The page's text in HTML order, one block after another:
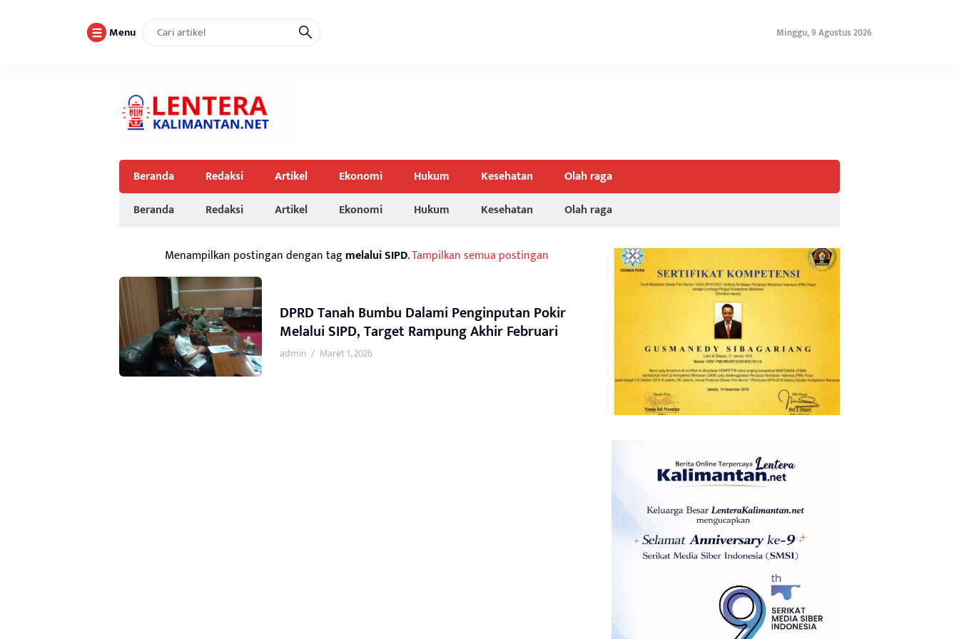
Menu Minggu, 9 Agustus 2026
Beranda Redaksi Artikel Ekonomi Hukum Kesehatan
Olah raga
Beranda
Redaksi Artikel Ekonomi Hukum Kesehatan Olah raga
Menampilkan postingan dengan tagmelalui SIPD.Tampilkan semua postingan
DPRD Tanah Bumbu Dalami Penginputan Pokir
Melalui SIPD, Target Rampung Akhir Februari
admin / Maret 1, 2026